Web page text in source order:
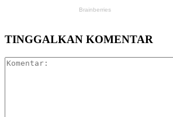
TINGGALKAN KOMENTAR